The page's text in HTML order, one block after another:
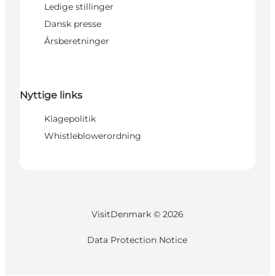
Ledige stillinger
Dansk presse
Årsberetninger
Nyttige links
Klagepolitik
Whistleblowerordning
VisitDenmark © 2026
Data Protection Notice